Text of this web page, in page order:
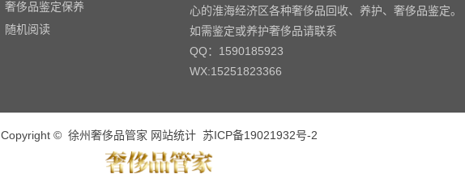
奢侈品鉴定保养
随机阅读
心的淮海经济区各种奢侈品回收、养护、奢侈品鉴定。
如需鉴定或养护奢侈品请联系
QQ：1590185923
WX:15251823366
Copyright © 徐州奢侈品管家 网站统计 苏ICP备19021932号-2